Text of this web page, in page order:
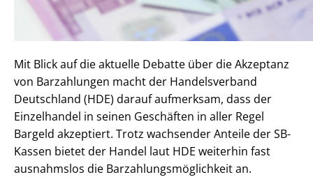
Mit Blick auf die aktuelle Debatte über die Akzeptanz
von Barzahlungen macht der Handelsverband
Deutschland (HDE) darauf aufmerksam, dass der
Einzelhandel in seinen Geschäften in aller Regel
Bargeld akzeptiert. Trotz wachsender Anteile der SB-
Kassen bietet der Handel laut HDE weiterhin fast
ausnahmslos die Barzahlungsmöglichkeit an.